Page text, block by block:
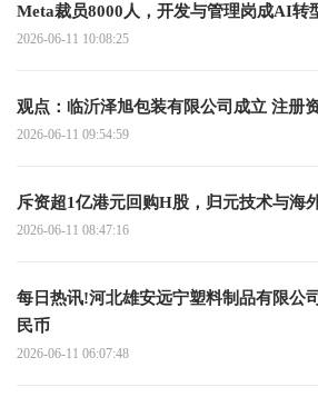
Meta裁员8000人，开发与管理岗成AI转
2026-06-11 10:08:25
观点：临沂泽旭包装有限公司成立 注册
2026-06-11 09:54:59
斥资超1亿港元回购H股，归元技术与海
2026-06-11 08:47:16
每日热讯!河北雄安远宁塑料制品有限公
民币
2026-06-11 06:07:48